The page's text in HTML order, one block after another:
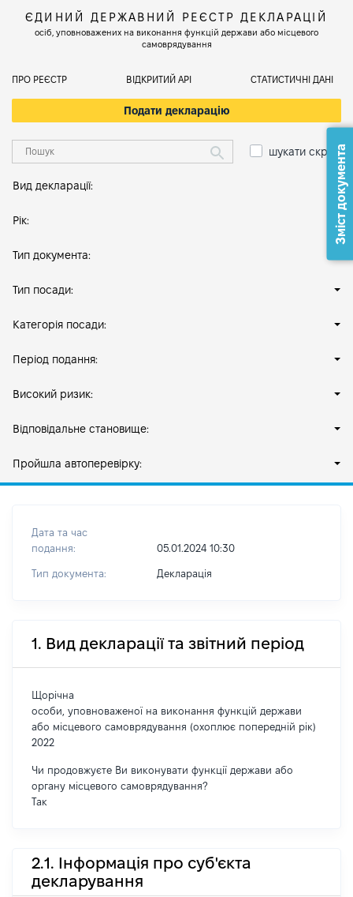
ЄДИНИЙ ДЕРЖАВНИЙ РЕЄСТР ДЕКЛАРАЦІЙ
осіб, уповноважених на виконання функцій держави або місцевого
самоврядування
ПРО РЕЄСТР ВІДКРИТИЙ АРІ СТАТИСТИЧНІ ДАНІ
Подати декларацію
шукати скрізь
Вид декларації:
Рік:
Тип документа:
Тип посади:
Категорія посади:
Період подання:
Високий ризик:
Відповідальне становище:
Пройшла автоперевірку:
Дата та час
подання:
05.01.2024 10:30
Тип документа: Декларація
1. Вид декларації та звітний період
Щорічна
особи, уповноваженої на виконання функцій держави
або місцевого самоврядування (охоплює попередній рік)
2022
Чи продовжуєте Ви виконувати функції держави або
органу місцевого самоврядування?
Так
2.1. Інформація про суб'єкта
декларування
Зміст документа